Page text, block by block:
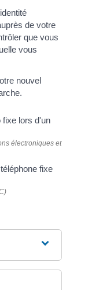
de votre
que vous
vous
nouvel
lors d'un
électroniques et
fixe